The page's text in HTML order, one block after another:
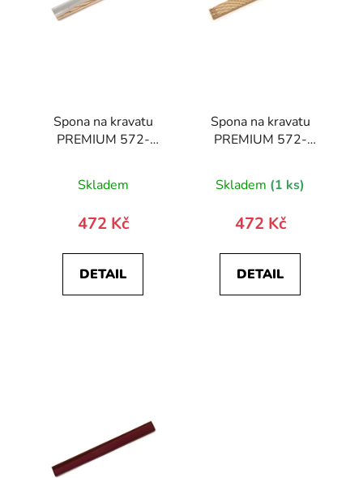
Spona na kravatu
PREMIUM 572-
Skladem
472 Kč
DETAIL
Spona na kravatu
PREMIUM 572-
Skladem (1 ks)
472 Kč
DETAIL